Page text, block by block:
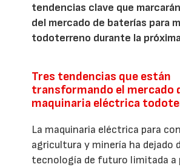
tendencias clave que
del mercado de baterías para
todoterreno durante la
Tres tendencias que están
transformando el mercado
maquinaria eléctrica
La maquinaria eléctrica para
agricultura y minería ha dejado
tecnología de futuro limitada